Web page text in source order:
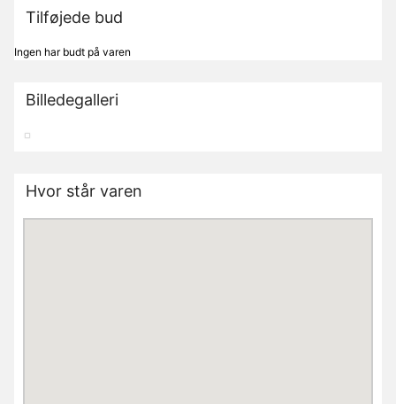
Tilføjede bud
Ingen har budt på varen
Billedegalleri
Hvor står varen